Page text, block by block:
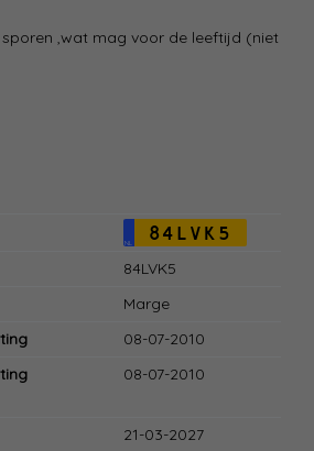
,wat mag voor de leeftijd (niet
NL 84LVK5
84LVK5
Marge
08-07-2010
08-07-2010
21-03-2027